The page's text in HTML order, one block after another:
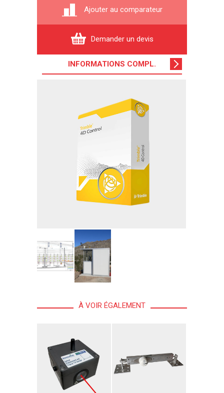
Ajouter au comparateur
Demander un devis
INFORMATIONS COMPL.
À VOIR ÉGALEMENT